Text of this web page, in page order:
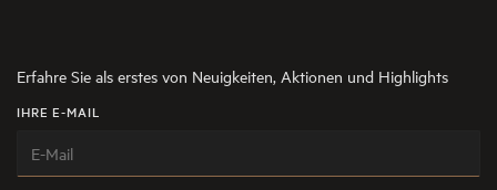
Erfahre Sie als erstes von Neuigkeiten, Aktionen und Highlights
IHRE E-MAIL